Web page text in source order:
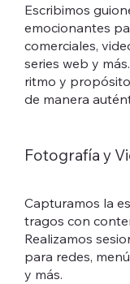
Escribimos
emocionantes
comerciales,
series web y
ritmo y
de manera
Fotografía y
Capturamos la
tragos con
Realizamos
para redes,
y más.